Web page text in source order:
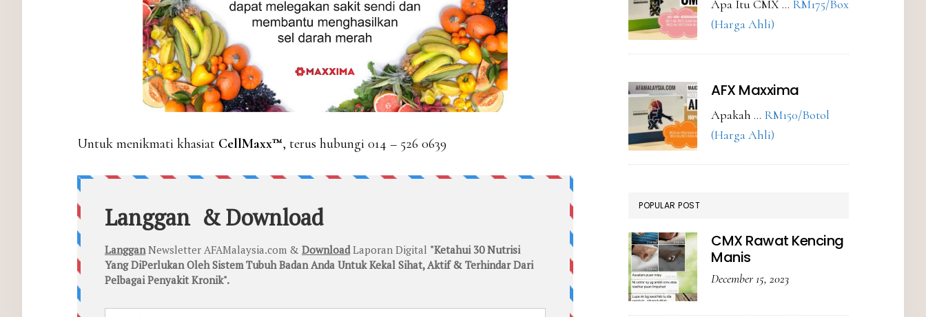
Untuk menikmati khasiat CellMaxx™, terus hubungi 014 – 526 0639
Apa Itu CMX … RM175/Box
(Harga Ahli)
AFX Maxxima
Apakah … RM150/Botol
(Harga Ahli)
POPULAR POST
CMX Rawat Kencing
Manis
December 15, 2023